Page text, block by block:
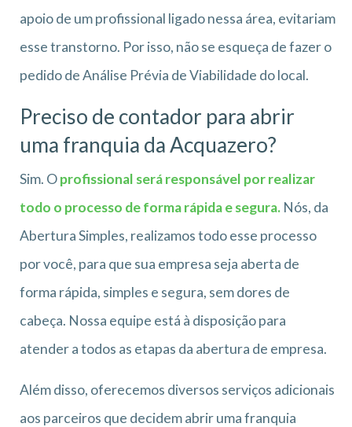
apoio de um profissional ligado nessa área, evitariam
esse transtorno. Por isso, não se esqueça de fazer o
pedido de Análise Prévia de Viabilidade do local.
Preciso de contador para abrir
uma franquia da Acquazero?
Sim. Oprofissional será responsável por realizar
todo o processo de forma rápida e segura. Nós, da
Abertura Simples, realizamos todo esse processo
por você, para que sua empresa seja aberta de
forma rápida, simples e segura, sem dores de
cabeça. Nossa equipe está à disposição para
atender a todos as etapas da abertura de empresa.
Além disso, oferecemos diversos serviços adicionais
aos parceiros que decidem abrir uma franquia